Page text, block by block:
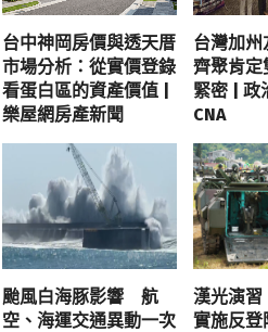
台中神岡房價與透天厝
市場分析：從實價登錄
看蛋白區的資產價值 |
樂屋網房產新聞
台灣加
齊聚肯定
緊密 | 政
CNA
颱風白海豚影響 航
空、海運交通異動一次
漢光演
實施反登